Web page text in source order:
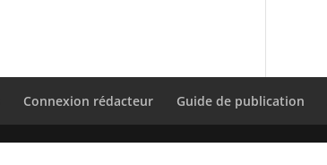
Connexion rédacteur Guide de publication